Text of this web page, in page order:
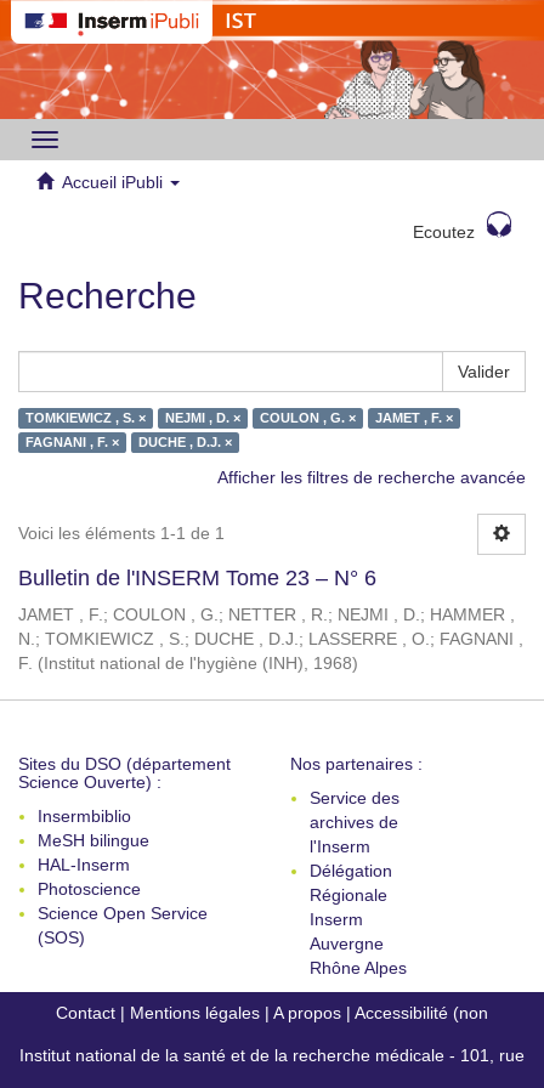
Toggle
navigation
Accueil iPubli
Ecoutez
Recherche
Valider
TOMKIEWICZ , S. × NEJMI , D. × COULON , G. ×
JAMET , F. ×
FAGNANI , F. ×
DUCHE , D.J. ×
Afficher les filtres de recherche avancée
Voici les éléments 1-1 de 1
Bulletin de l'INSERM Tome 23 – N° 6
JAMET , F.; COULON , G.; NETTER , R.; NEJMI , D.; HAMMER ,
N.; TOMKIEWICZ , S.; DUCHE , D.J.; LASSERRE , O.; FAGNANI ,
F. ( Institut national de l'hygiène (INH), 1968)
Sites du DSO (département
Science Ouverte) :
Insermbiblio
MeSH bilingue
HAL-Inserm
Photoscience
Science Open Service
(SOS)
Nos partenaires :
Service des
archives de
l'Inserm
Délégation
Régionale
Inserm
Auvergne
Rhône Alpes
Contact | Mentions légales | A propos | Accessibilité (non
conforme)
Institut national de la santé et de la recherche médicale - 101, rue